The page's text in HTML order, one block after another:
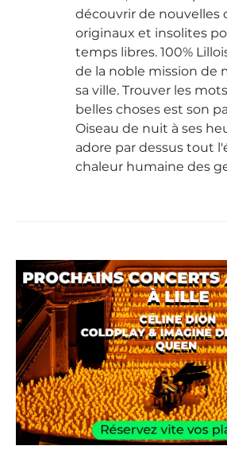
découvrir de nouvelles
originaux et insolites
temps libres. 100%
de la noble mission de
sa ville. Trouver les
belles choses est son
Oiseau de nuit à ses
adore par dessus tout
chaleur humaine des